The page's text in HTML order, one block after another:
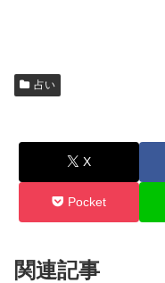
占い
X
Pocket
関連記事